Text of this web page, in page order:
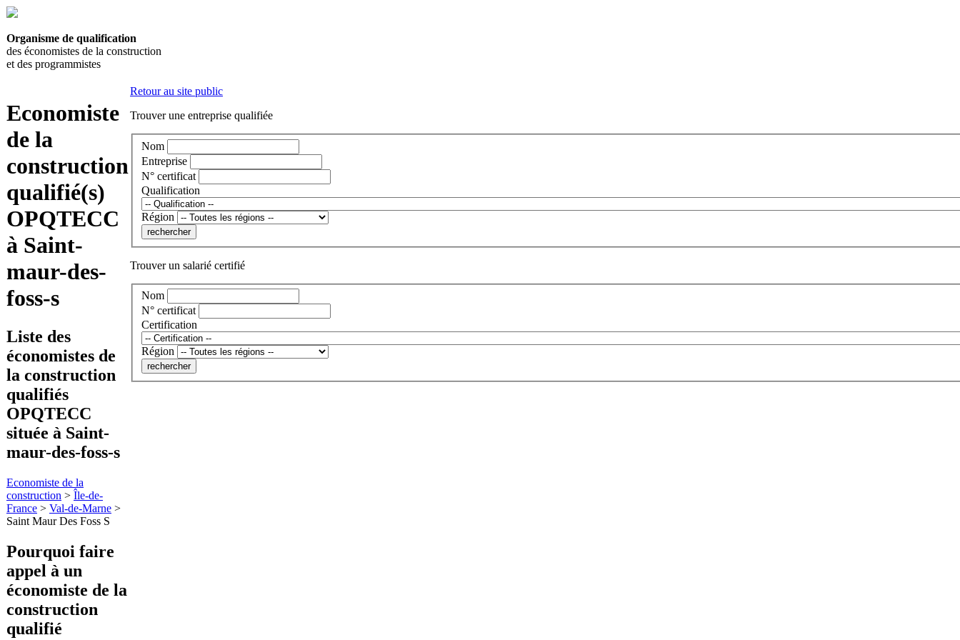
Organisme de qualification
des économistes de la construction
et des programmistes
Economiste
de la
construction
qualifié(s)
OPQTECC
à Saint-
maur-des-
foss-s
Liste des
économistes de
la construction
qualifiés
OPQTECC
située à Saint-
maur-des-foss-s
Economiste de la
construction > Île-de-
France > Val-de-Marne >
Saint Maur Des Foss S
Pourquoi faire
appel à un
économiste de la
construction
qualifié
Retour au site public
Trouver une entreprise qualifiée
Nom
Entreprise
N° certificat
Qualification
Région
Trouver un salarié certifié
Nom
N° certificat
Certification
Région